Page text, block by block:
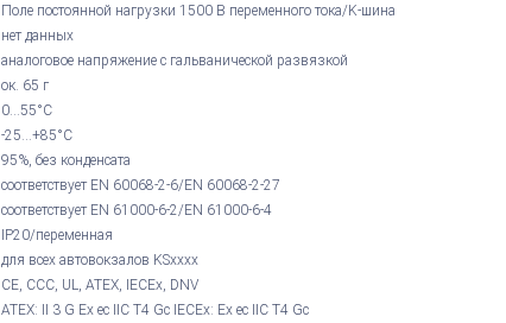
Поле постоянной нагрузки 1500 В переменного тока/K-шина
нет данных
аналоговое напряжение с гальванической развязкой
ок. 65 г
0...55°С
-25...+85°С
95%, без конденсата
соответствует EN 60068-2-6/EN 60068-2-27
соответствует EN 61000-6-2/EN 61000-6-4
IP20/переменная
для всех автовокзалов KSxxxx
CE, CCC, UL, ATEX, IECEx, DNV
ATEX: II 3 G Ex ec IIC T4 Gc IECEx: Ex ec IIC T4 Gc